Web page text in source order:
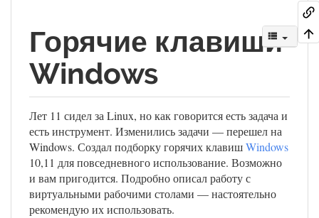
Горячие клавиши
Windows
Лет 11 сидел за Linux, но как говорится есть задача и
есть инструмент. Изменились задачи — перешел на
Windows. Создал подборку горячих клавишWindows
10,11 для повседневного использование. Возможно
и вам пригодится. Подробно описал работу с
виртуальными рабочими столами — настоятельно
рекомендую их использовать.